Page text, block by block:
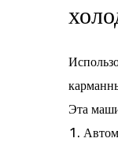
Эта
1.